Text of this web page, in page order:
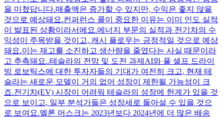
을 미쳤답니다.매출액은 증가할 수 있지만, 수익은 좋지 않을
것으로 예상돼요.컨퍼런스 콜이 중요한 이유는 이미 인도 실적
이 발표된 상황이라서에요.에너지 부문의 실적과 전기차의 수
익성이 주목받을 것이고, 캐시 플로우는 긍정적일 것으로 예상
돼요.이는 재고를 소진하고 생산량을 줄였다는 사실 때문이라
고 추측돼요..테슬라의 전망 및 도전 과제AI와 풀 셀프 드라이
빙 로보틱스에 대한 투자자들의 기대가 여전히 크고, 현재 테
슬라는 새로운 모델이 거의 없어 성장이 제한될 가능성이 크
죠.전기차(EV) 시장이 어려워 테슬라의 성장에 한계가 있을 것
으로 보이고, 일부 분석가들은 성장세로 돌아설 수 있을 것으
로 보여요.엘론 머스크는 2023년보다 2024년에 더 많은 배송